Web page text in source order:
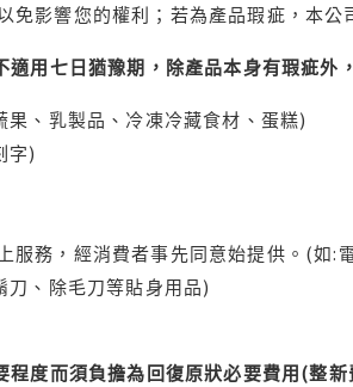
影響您的權利；若為產品瑕疵，本公
用七日猶豫期，除產品本身有瑕疵外
、乳製品、冷凍冷藏食材、蛋糕)
字)
服務，經消費者事先同意始提供。(如:
、除毛刀等貼身用品)
度而須負擔為回復原狀必要費用(整